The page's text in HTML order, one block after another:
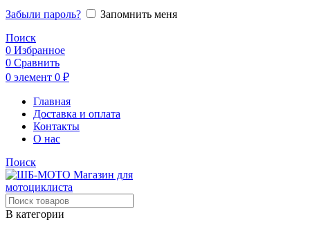
Забыли пароль?
Запомнить меня
Поиск
0 Избранное
0 Сравнить
0 элемент 0 ₽
Главная
Доставка и оплата
Контакты
О нас
Поиск
В категории